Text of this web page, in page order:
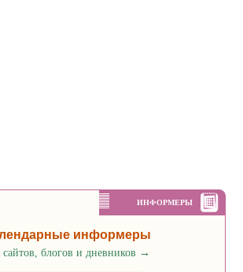
ИНФОРМЕРЫ
информеры
сайтов, блогов и дневников →